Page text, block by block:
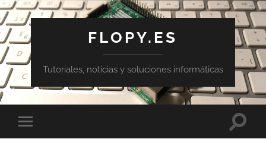
FLOPY.ES
Tutoriales, noticias y soluciones informáticas
Alternar
el